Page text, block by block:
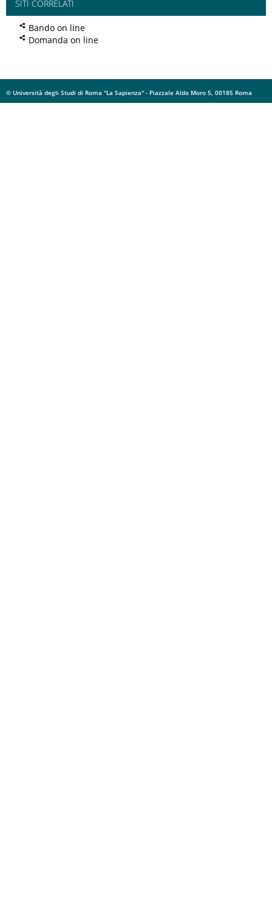
SITI CORRELATI
Bando on line
Domanda on line
© Università degli Studi di Roma "La Sapienza" - Piazzale Aldo Moro 5, 00185 Roma